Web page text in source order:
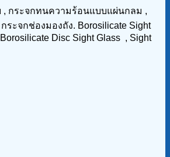
, กระจกทนความร้อนแบบแผ่นกลม ,
ะจกช่องมองถัง. Borosilicate Sight
Disc Sight Glass , Sight